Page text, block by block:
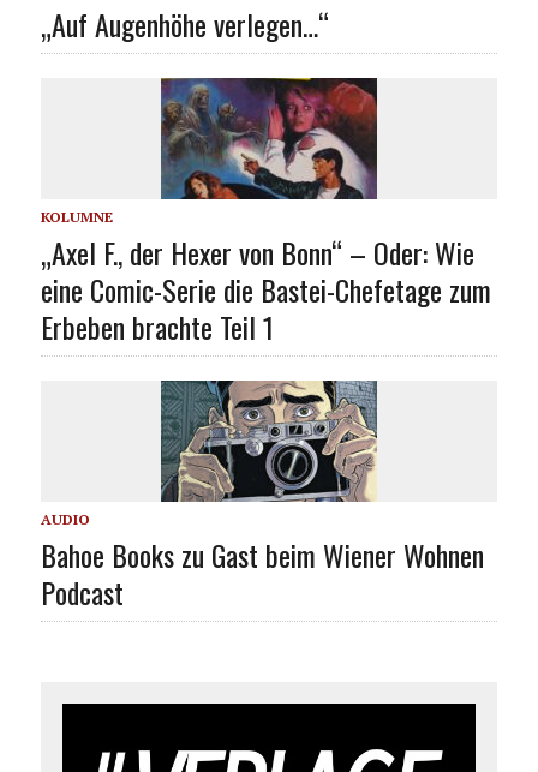
„Auf Augenhöhe verlegen…“
KOLUMNE
„Axel F., der Hexer von Bonn“ – Oder: Wie
eine Comic-Serie die Bastei-Chefetage zum
Erbeben brachte Teil 1
AUDIO
Bahoe Books zu Gast beim Wiener Wohnen
Podcast